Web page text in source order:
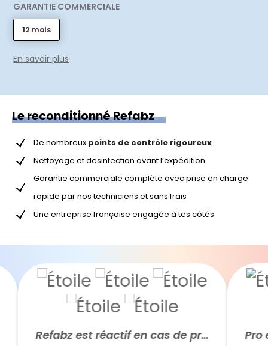
GARANTIE COMMERCIALE
12 mois
En savoir plus
Le reconditionné Refabz
De nombreux points de contrôle rigoureux
Nettoyage et desinfection avant l’expédition
Garantie commerciale complète avec prise en charge
rapide par nos techniciens et sans frais
Une entreprise française engagée à tes côtés
Refabz est réactif en cas de problème Pro